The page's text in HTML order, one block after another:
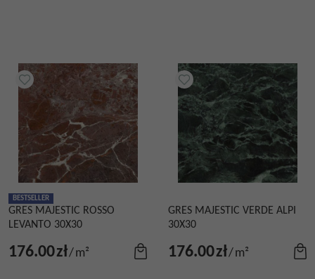
BESTSELLER
GRES MAJESTIC ROSSO
LEVANTO 30X30
176.00zł/m²
GRES MAJESTIC VERDE ALPI
30X30
176.00zł/m²